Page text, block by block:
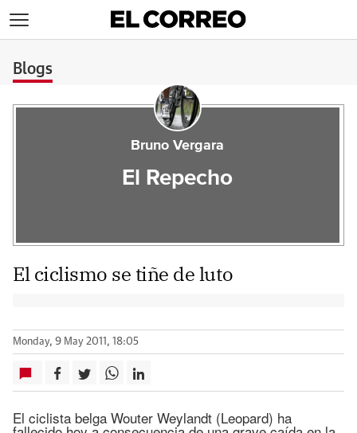
Blogs
Bruno Vergara
El Repecho
El ciclismo se tiñe de luto
Monday, 9 May 2011, 18:05
El ciclista belga Wouter Weylandt (Leopard) ha